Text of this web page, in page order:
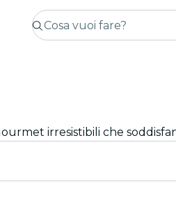
irresistibili che